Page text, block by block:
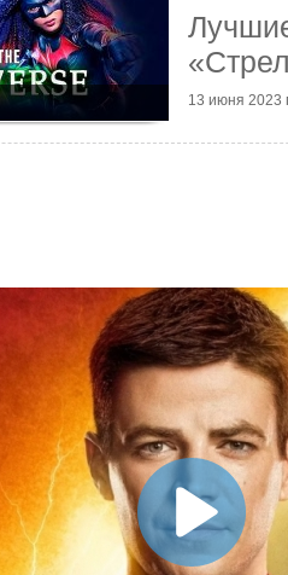
13 июня 2023